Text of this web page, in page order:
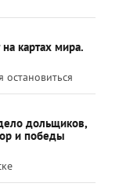
картах мира.
остановиться
дольщиков,
и победы